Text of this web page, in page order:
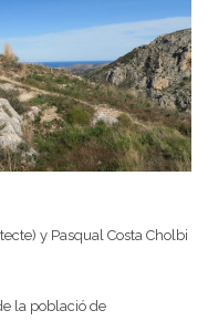
y Pasqual Costa Cholbi
la població de